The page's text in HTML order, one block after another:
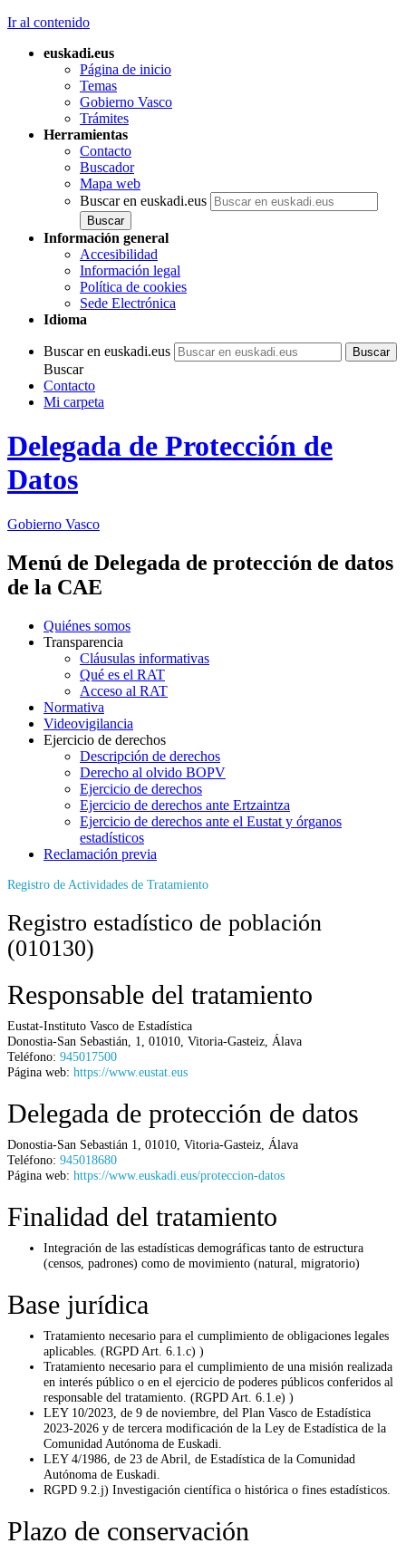
Ir al contenido
euskadi.eus
Página de inicio
Temas
Gobierno Vasco
Trámites
Herramientas
Contacto
Buscador
Mapa web
Buscar en euskadi.eus
Información general
Accesibilidad
Información legal
Política de cookies
Sede Electrónica
Idioma
Buscar en euskadi.eus
Buscar
Contacto
Mi carpeta
Delegada de Protección de
Datos
Gobierno Vasco
Menú de Delegada de protección de datos
de la CAE
Quiénes somos
Transparencia
Cláusulas informativas
Qué es el RAT
Acceso al RAT
Normativa
Videovigilancia
Ejercicio de derechos
Descripción de derechos
Derecho al olvido BOPV
Ejercicio de derechos
Ejercicio de derechos ante Ertzaintza
Ejercicio de derechos ante el Eustat y órganos
estadísticos
Reclamación previa
Registro de Actividades de Tratamiento
Registro estadístico de población
(010130)
Responsable del tratamiento
Eustat-Instituto Vasco de Estadística
Donostia-San Sebastián, 1
01010 Vitoria-Gasteiz Álava
Teléfono: 945017500
Página web: https://www.eustat.eus
Delegada de protección de datos
Donostia-San Sebastián 1 01010 Vitoria-Gasteiz Álava
Teléfono: 945018680
Página web: https://www.euskadi.eus/proteccion-datos
Finalidad del tratamiento
Integración de las estadísticas demográficas tanto de estructura
(censos, padrones) como de movimiento (natural, migratorio)
Base jurídica
Tratamiento necesario para el cumplimiento de obligaciones legales
aplicables. (RGPD Art. 6.1.c) )
Tratamiento necesario para el cumplimiento de una misión realizada
en interés público o en el ejercicio de poderes públicos conferidos al
responsable del tratamiento. (RGPD Art. 6.1.e) )
LEY 10/2023, de 9 de noviembre, del Plan Vasco de Estadística
2023-2026 y de tercera modificación de la Ley de Estadística de la
Comunidad Autónoma de Euskadi.
LEY 4/1986, de 23 de Abril, de Estadística de la Comunidad
Autónoma de Euskadi.
RGPD 9.2.j) Investigación científica o histórica o fines estadísticos.
Plazo de conservación